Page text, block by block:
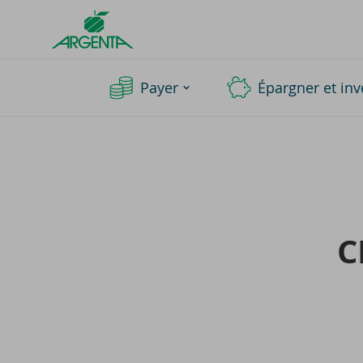
Argenta
Homepage
Payer Épargner et